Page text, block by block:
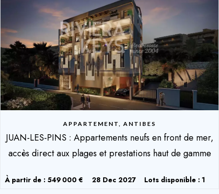
APPARTEMENT, ANTIBES
JUAN-LES-PINS : Appartements neufs en front de mer,
accès direct aux plages et prestations haut de gamme
À partir de : 549 000 € 28 Dec 2027 Lots disponible : 1